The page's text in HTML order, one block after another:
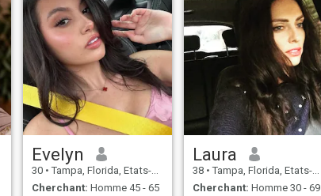
Evelyn
30 • Tampa, Florida, Etats-Unis
Cherchant: Homme 45 - 65
Laura
38 • Tampa, Florida, Etats-Unis
Cherchant: Homme 30 - 69